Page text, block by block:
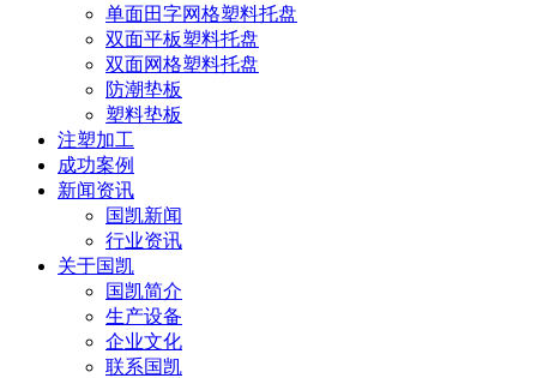
单面田字网格塑料托盘
双面平板塑料托盘
双面网格塑料托盘
防潮垫板
塑料垫板
注塑加工
成功案例
新闻资讯
国凯新闻
行业资讯
关于国凯
国凯简介
生产设备
企业文化
联系国凯